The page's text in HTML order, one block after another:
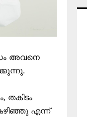
അവനെ
തകിടം
കഴിഞ്ഞു എന്ന്